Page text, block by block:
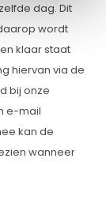
dag. Dit
wordt
klaar staat
hiervan via de
bij onze
e-mail
kan de
wanneer